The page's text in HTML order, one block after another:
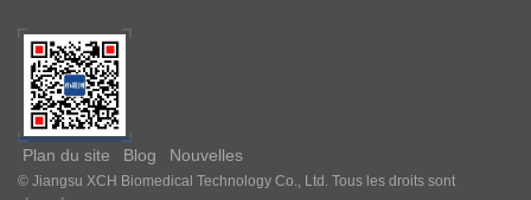
Plan du site Blog Nouvelles
© Jiangsu XCH Biomedical Technology Co., Ltd. Tous les droits sont